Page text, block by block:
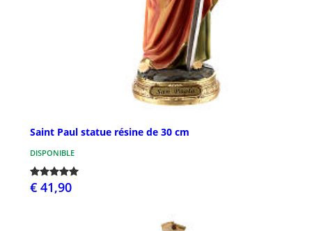
Saint Paul statue résine de 30 cm
DISPONIBLE
€ 41,90